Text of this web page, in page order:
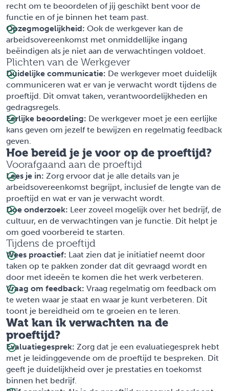
recht om te beoordelen of jij geschikt bent voor de
functie en of je binnen het team past.
Opzegmogelijkheid: Ook de werkgever kan de
arbeidsovereenkomst met onmiddellijke ingang
beëindigen als je niet aan de verwachtingen voldoet.
Plichten van de Werkgever
Duidelijke communicatie: De werkgever moet duidelijk
communiceren wat er van je verwacht wordt tijdens de
proeftijd. Dit omvat taken, verantwoordelijkheden en
gedragsregels.
Eerlijke beoordeling: De werkgever moet je een eerlijke
kans geven om jezelf te bewijzen en regelmatig feedback
geven.
Hoe bereid je je voor op de proeftijd?
Voorafgaand aan de proeftijd
Lees je in: Zorg ervoor dat je alle details van je
arbeidsovereenkomst begrijpt, inclusief de lengte van de
proeftijd en wat er van je verwacht wordt.
Doe onderzoek: Leer zoveel mogelijk over het bedrijf, de
cultuur, en de verwachtingen van je functie. Dit helpt je
om goed voorbereid te starten.
Tijdens de proeftijd
Wees proactief: Laat zien dat je initiatief neemt door
taken op te pakken zonder dat dit gevraagd wordt en
door met ideeën te komen die het werk verbeteren.
Vraag om feedback: Vraag regelmatig om feedback om
te weten waar je staat en waar je kunt verbeteren. Dit
toont je bereidheid om te groeien en te leren.
Wat kan ik verwachten na de
proeftijd?
Evaluatiegesprek: Zorg dat je een evaluatiegesprek hebt
met je leidinggevende om de proeftijd te bespreken. Dit
geeft je duidelijkheid over je prestaties en toekomst
binnen het bedrijf.